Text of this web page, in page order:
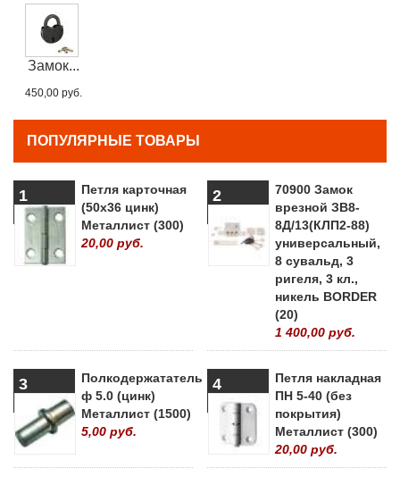
Замок...
450,00 руб.
ПОПУЛЯРНЫЕ ТОВАРЫ
1
Петля карточная
(50х36 цинк)
Металлист (300)
20,00 руб.
2
70900 Замок
врезной ЗВ8-
8Д/13(КЛП2-88)
универсальный,
8 сувальд, 3
ригеля, 3 кл.,
никель BORDER
(20)
1 400,00 руб.
3
Полкодержататель
ф 5.0 (цинк)
Металлист (1500)
5,00 руб.
4
Петля накладная
ПН 5-40 (без
покрытия)
Металлист (300)
20,00 руб.